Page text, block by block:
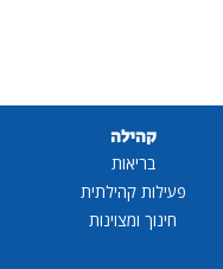
קהילה
בריאות
פעילות קהילתית
חינוך ומצוינות